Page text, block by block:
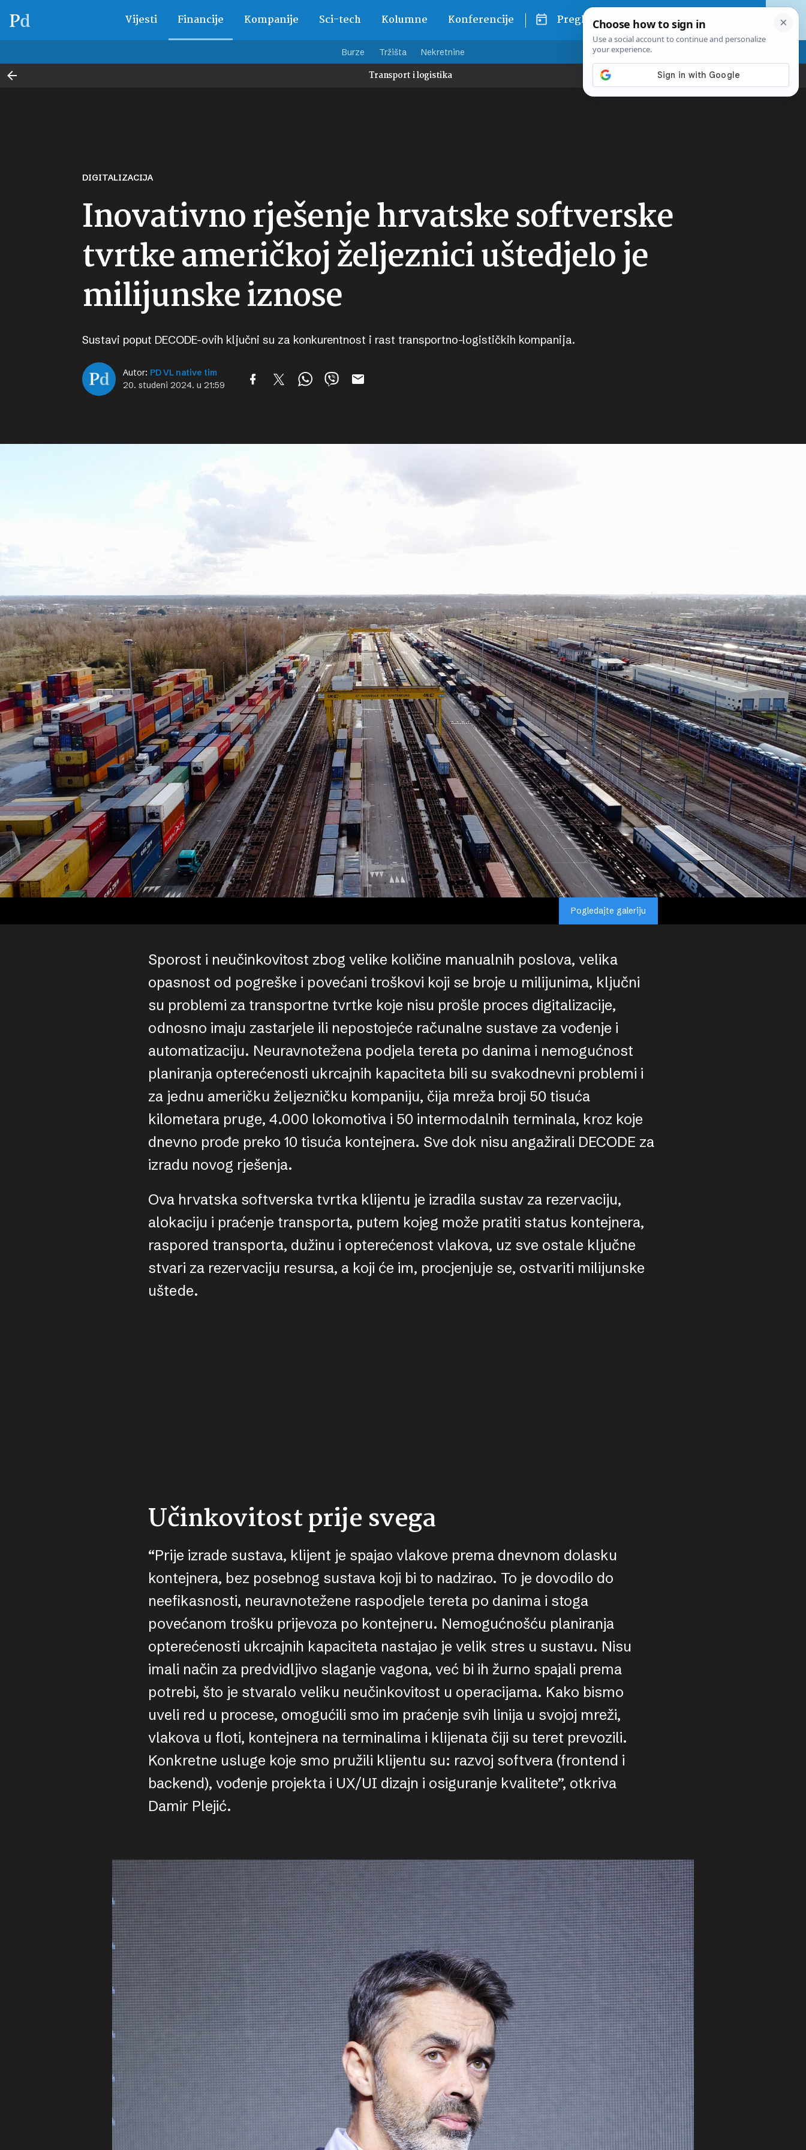
Vijesti Financije Kompanije Sci-tech Kolumne Konferencije Pregled dana
Burze Tržišta Nekretnine
Transport i logistika
DIGITALIZACIJA
Inovativno rješenje hrvatske softverske
tvrtke američkoj željeznici uštedjelo je
milijunske iznose
Sustavi poput DECODE-ovih ključni su za konkurentnost i rast transportno-logističkih kompanija.
Autor: PD VL native tim
20. studeni 2024. u 21:59
Pogledajte galeriju
Sporost i neučinkovitost zbog velike količine manualnih poslova, velika
opasnost od pogreške i povećani troškovi koji se broje u milijunima, ključni
su problemi za transportne tvrtke koje nisu prošle proces digitalizacije,
odnosno imaju zastarjele ili nepostojeće računalne sustave za vođenje i
automatizaciju. Neuravnotežena podjela tereta po danima i nemogućnost
planiranja opterećenosti ukrcajnih kapaciteta bili su svakodnevni problemi i
za jednu američku željezničku kompaniju, čija mreža broji 50 tisuća
kilometara pruge, 4.000 lokomotiva i 50 intermodalnih terminala, kroz koje
dnevno prođe preko 10 tisuća kontejnera. Sve dok nisu angažirali DECODE za
izradu novog rješenja.
Ova hrvatska softverska tvrtka klijentu je izradila sustav za rezervaciju,
alokaciju i praćenje transporta, putem kojeg može pratiti status kontejnera,
raspored transporta, dužinu i opterećenost vlakova, uz sve ostale ključne
stvari za rezervaciju resursa, a koji će im, procjenjuje se, ostvariti milijunske
uštede.
Učinkovitost prije svega
“Prije izrade sustava, klijent je spajao vlakove prema dnevnom dolasku
kontejnera, bez posebnog sustava koji bi to nadzirao. To je dovodilo do
neefikasnosti, neuravnotežene raspodjele tereta po danima i stoga
povećanom trošku prijevoza po kontejneru. Nemogućnošću planiranja
opterećenosti ukrcajnih kapaciteta nastajao je velik stres u sustavu. Nisu
imali način za predvidljivo slaganje vagona, već bi ih žurno spajali prema
potrebi, što je stvaralo veliku neučinkovitost u operacijama. Kako bismo
uveli red u procese, omogućili smo im praćenje svih linija u svojoj mreži,
vlakova u floti, kontejnera na terminalima i klijenata čiji su teret prevozili.
Konkretne usluge koje smo pružili klijentu su: razvoj softvera (frontend i
backend), vođenje projekta i UX/UI dizajn i osiguranje kvalitete”, otkriva
Damir Plejić.